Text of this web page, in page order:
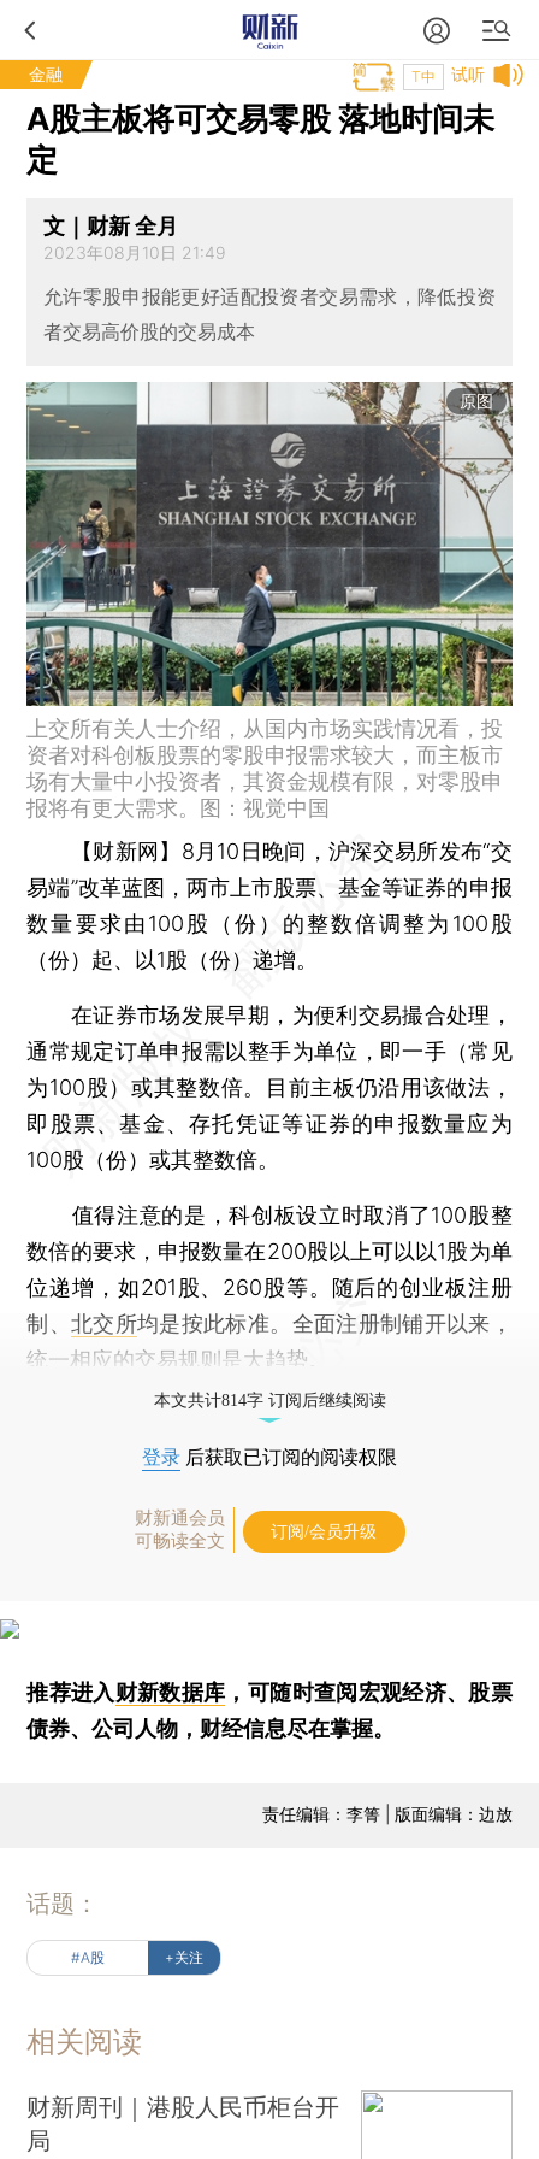
金融 试听
T中
A股主板将可交易零股 落地时间未
定
文｜财新 全月
2023年08月10日 21:49
允许零股申报能更好适配投资者交易需求，降低投资
者交易高价股的交易成本
原图
上交所有关人士介绍，从国内市场实践情况看，投
资者对科创板股票的零股申报需求较大，而主板市
场有大量中小投资者，其资金规模有限，对零股申
报将有更大需求。图：视觉中国
【财新网】 8月10日晚间，沪深交易所发布“交
易端”改革蓝图，两市上市股票、基金等证券的申报
数量要求由100股（份）的整数倍调整为100股
（份）起、以1股（份）递增。
在证券市场发展早期，为便利交易撮合处理，
通常规定订单申报需以整手为单位，即一手（常见
为100股）或其整数倍。目前主板仍沿用该做法，
即股票、基金、存托凭证等证券的申报数量应为
100股（份）或其整数倍。
值得注意的是，科创板设立时取消了100股整
数倍的要求，申报数量在200股以上可以以1股为单
位递增，如201股、260股等。随后的创业板注册
制、北交所均是按此标准。全面注册制铺开以来，
统一相应的交易规则是大趋势。
本文共计814字 订阅后继续阅读
登录 后获取已订阅的阅读权限
财新通会员
可畅读全文
订阅/会员升级
推荐进入财新数据库 ，可随时查阅宏观经济、股票
债券、公司人物，财经信息尽在掌握。
责任编辑：李箐 | 版面编辑：边放
话题：
#A股 +关注
相关阅读
财新周刊｜港股人民币柜台开
局